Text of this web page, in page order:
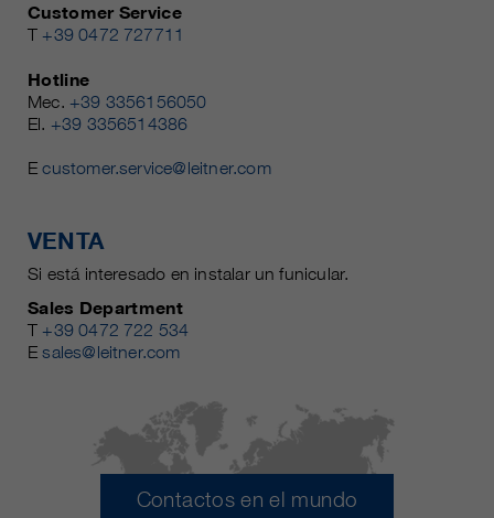
Customer Service
T +39 0472 727711
Hotline
Mec. +39 3356156050
El. +39 3356514386
Ecustomer.service@leitner.com
VENTA
Si está interesado en instalar un funicular.
Sales Department
T +39 0472 722 534
Esales@leitner.com
Contactos en el mundo